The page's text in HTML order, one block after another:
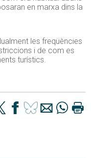
en marxa dins la
les freqüències
i de com es
turístics.